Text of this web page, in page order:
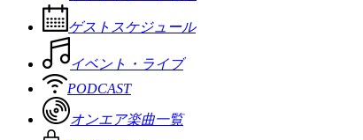
ゲストスケジュール
イベント・ライブ
PODCAST
オンエア楽曲一覧